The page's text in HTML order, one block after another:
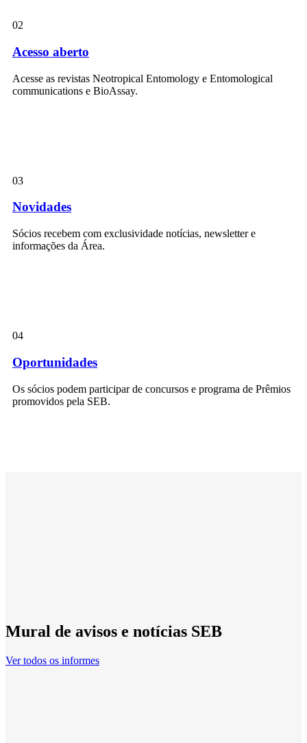
02
Acesso aberto
Acesse as revistas Neotropical Entomology e Entomological
communications e BioAssay.
03
Novidades
Sócios recebem com exclusividade notícias, newsletter e
informações da Área.
04
Oportunidades
Os sócios podem participar de concursos e programa de Prêmios
promovidos pela SEB.
Mural de avisos e notícias SEB
Ver todos os informes